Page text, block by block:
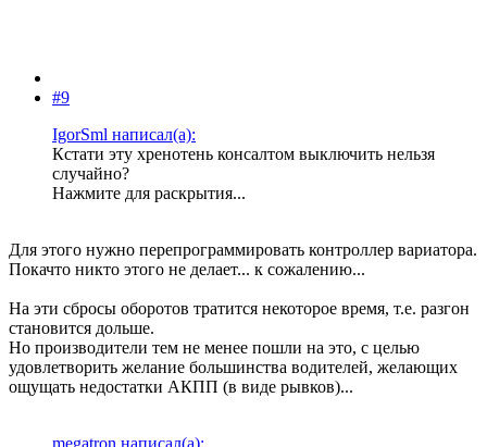
#9
IgorSml написал(а):
Кстати эту хренотень консалтом выключить нельзя
случайно?
Нажмите для раскрытия...
Для этого нужно перепрограммировать контроллер вариатора.
Покачто никто этого не делает... к сожалению...
На эти сбросы оборотов тратится некоторое время, т.е. разгон
становится дольше.
Но производители тем не менее пошли на это, с целью
удовлетворить желание большинства водителей, желающих
ощущать недостатки АКПП (в виде рывков)...
megatron написал(а):